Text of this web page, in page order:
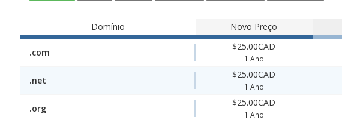
Domínio Novo Preço
.com
$25.00CAD
1 Ano
.net
$25.00CAD
1 Ano
.org
$25.00CAD
1 Ano